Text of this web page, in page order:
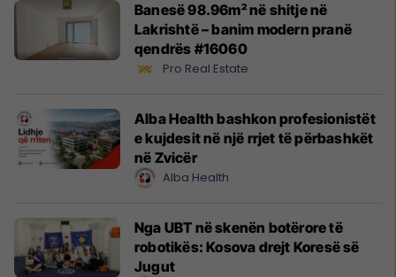
Banesë 98.96m² në shitje në
Lakrishtë – banim modern pranë
qendrës #16060
Pro Real Estate
Alba Health bashkon profesionistët
e kujdesit në një rrjet të përbashkët
në Zvicër
Alba Health
Nga UBT në skenën botërore të
robotikës: Kosova drejt Koresë së
Jugut